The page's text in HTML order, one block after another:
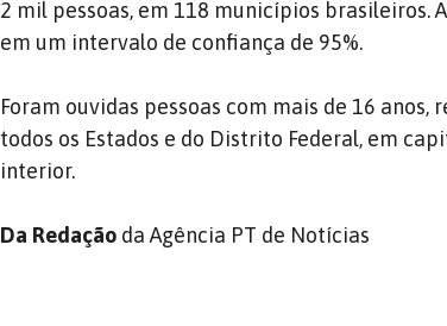
2 mil pessoas, em 118 municípios brasileiros.
em um intervalo de confiança de 95%.
Foram ouvidas pessoas com mais de 16
todos os Estados e do Distrito Federal, em
interior.
Da Redação da Agência PT de Notícias